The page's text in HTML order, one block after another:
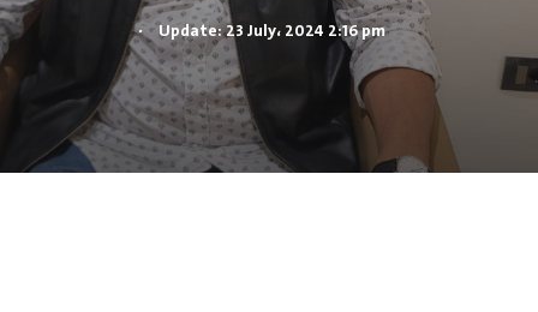
. Update: 23 July، 2024 2:16 pm